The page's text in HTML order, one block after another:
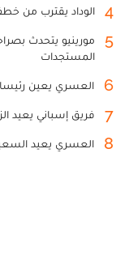
4 الوداد يقترب من
5
مورينيو يتحدث
المستجدات
6 العسري يعين رئيسا
7 فريق إسباني يعيد
8 العسري يعيد